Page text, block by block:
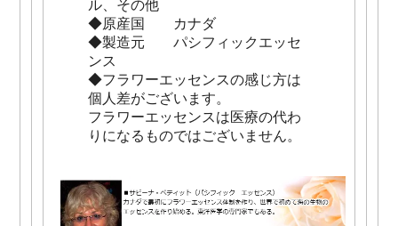
ル、その他
◆原産国 カナダ
◆製造元 パシフィックエッセ
ンス
◆フラワーエッセンスの感じ方は
個人差がございます。
フラワーエッセンスは医療の代わ
りになるものではございません。